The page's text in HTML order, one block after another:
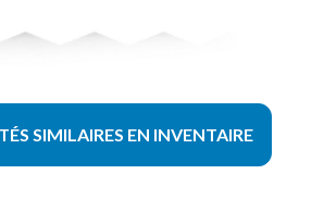
SIMILAIRES EN INVENTAIRE